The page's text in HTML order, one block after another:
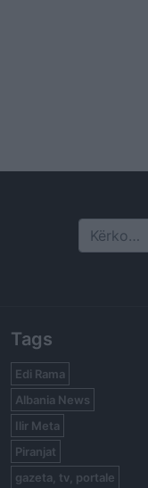
Search
Tags
Edi Rama
Albania News
Ilir Meta
Piranjat
gazeta, tv, portale